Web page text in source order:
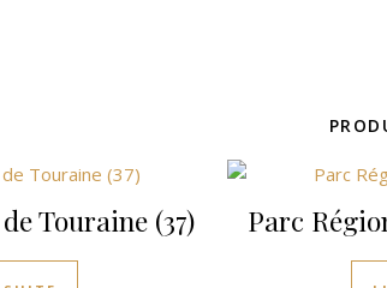
Touraine (37) Parc